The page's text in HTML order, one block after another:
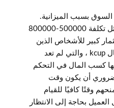
بسبب الميزانية.
ومن ثم ، فهو سعر منتظم مثل تكلفة 500000-800000
كبير للأشخاص الذين
يرغبون في الدخول في أعمال kcup ، والتي لم تعد
كسب المال في التحكم
ضروري أن يكون وقت
وقتًا كافيًا للقيام
بحاجة إلى الانتظار